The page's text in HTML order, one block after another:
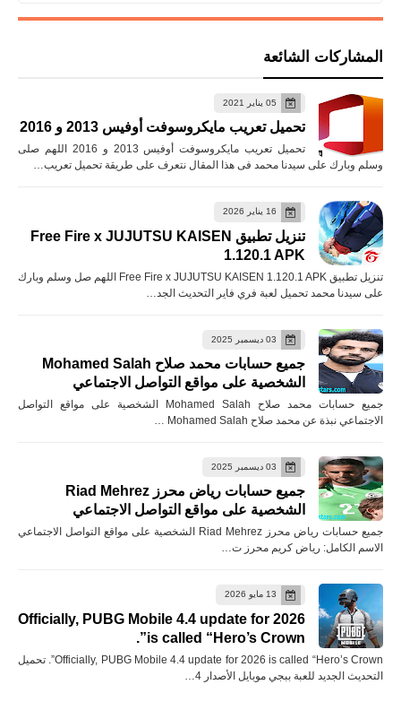
المشاركات الشائعة
05 يناير 2021
تحميل تعريب مايكروسوفت أوفيس 2013 و 2016
تحميل تعريب مايكروسوفت أوفيس 2013 و 2016 اللهم صلى
وسلم وبارك على سيدنا محمد فى هذا المقال نتعرف على طريقة تحميل تعريب…
16 يناير 2026
تنزيل تطبيق Free Fire x JUJUTSU KAISEN
1.120.1 APK
تنزيل تطبيق Free Fire x JUJUTSU KAISEN 1.120.1 APK اللهم صل وسلم وبارك
على سيدنا محمد تحميل لعبة فري فاير التحديث الجد…
03 ديسمبر 2025
جميع حسابات محمد صلاح Mohamed Salah
الشخصية على مواقع التواصل الاجتماعي
جميع حسابات محمد صلاح Mohamed Salah الشخصية على مواقع التواصل
الاجتماعي نبذة عن محمد صلاح Mohamed Salah …
03 ديسمبر 2025
جميع حسابات رياض محرز Riad Mehrez
الشخصية على مواقع التواصل الاجتماعي
جميع حسابات رياض محرز Riad Mehrez الشخصية على مواقع التواصل الاجتماعي
الاسم الكامل: رياض كريم محرز ت…
13 مايو 2026
Officially, PUBG Mobile 4.4 update for 2026
is called “Hero’s Crown”.
Officially, PUBG Mobile 4.4 update for 2026 is called “Hero’s Crown”. تحميل
التحديث الجديد للعبة ببجي موبايل الأصدار 4…